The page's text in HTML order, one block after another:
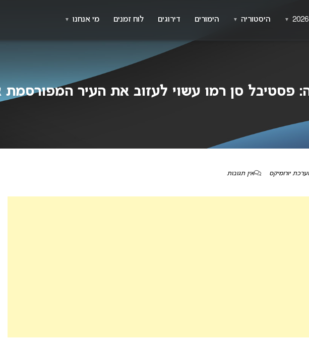
פסטיבל סן רמו עשוי לעזוב את העיר המפורסמת אחרי
יורומיקס אין תגובות
▼ היסטוריה ▼ הימורים דירוגים לוח זמנים מי אנחנו ▼